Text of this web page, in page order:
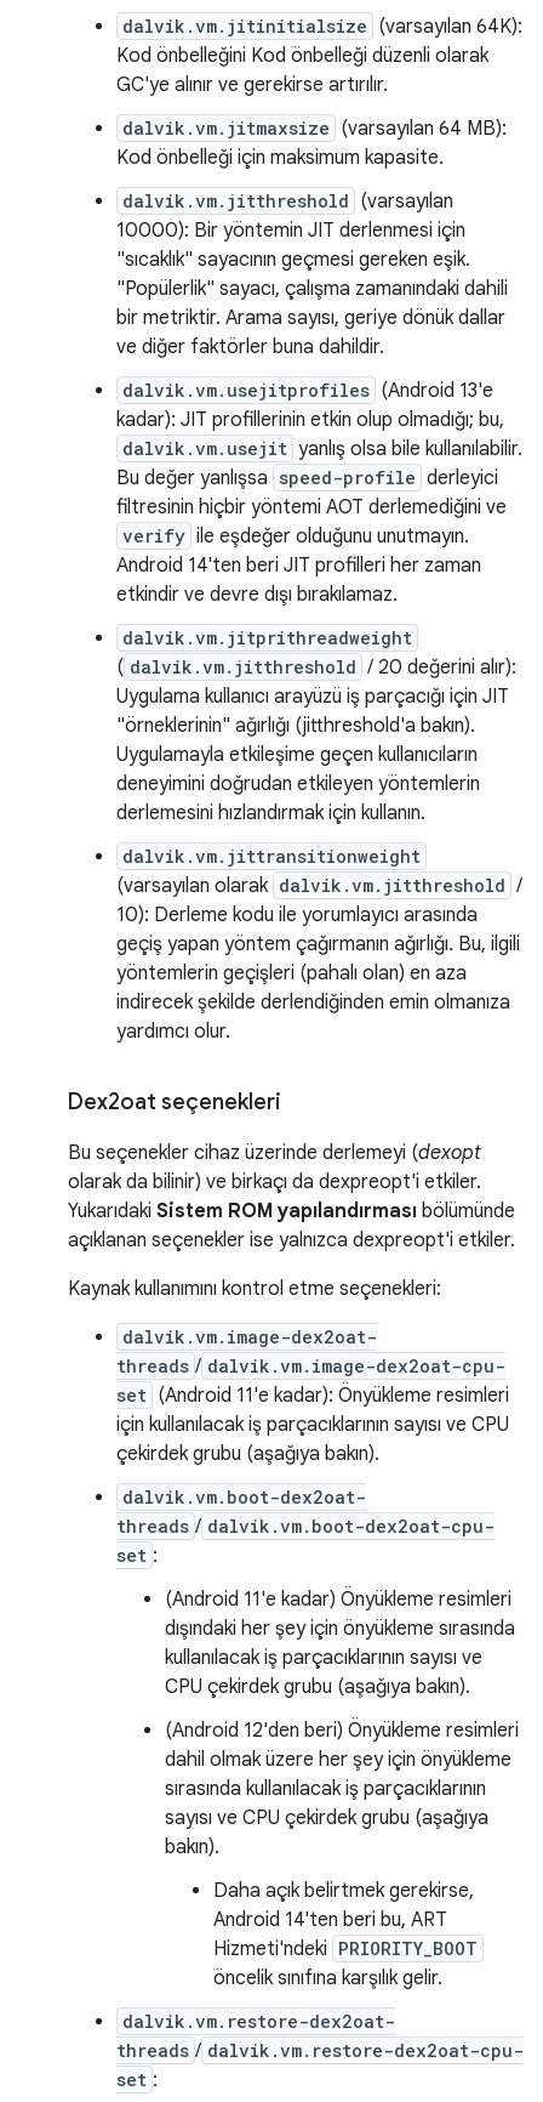
dalvik.vm.jitinitialsize (varsayılan 64K):
Kod önbelleğini Kod önbelleği düzenli olarak
GC'ye alınır ve gerekirse artırılır.
dalvik.vm.jitmaxsize (varsayılan 64 MB):
Kod önbelleği için maksimum kapasite.
dalvik.vm.jitthreshold (varsayılan
10000): Bir yöntemin JIT derlenmesi için
"sıcaklık" sayacının geçmesi gereken eşik.
"Popülerlik" sayacı, çalışma zamanındaki dahili
bir metriktir. Arama sayısı, geriye dönük dallar
ve diğer faktörler buna dahildir.
dalvik.vm.usejitprofiles (Android 13'e
kadar): JIT profillerinin etkin olup olmadığı; bu,
dalvik.vm.usejit yanlış olsa bile kullanılabilir.
Bu değer yanlışsa speed-profile derleyici
filtresinin hiçbir yöntemi AOT derlemediğini ve
verify ile eşdeğer olduğunu unutmayın.
Android 14'ten beri JIT profilleri her zaman
etkindir ve devre dışı bırakılamaz.
dalvik.vm.jitprithreadweight
( dalvik.vm.jitthreshold / 20 değerini alır):
Uygulama kullanıcı arayüzü iş parçacığı için JIT
"örneklerinin" ağırlığı (jitthreshold'a bakın).
Uygulamayla etkileşime geçen kullanıcıların
deneyimini doğrudan etkileyen yöntemlerin
derlemesini hızlandırmak için kullanın.
dalvik.vm.jittransitionweight
(varsayılan olarak dalvik.vm.jitthreshold /
10): Derleme kodu ile yorumlayıcı arasında
geçiş yapan yöntem çağırmanın ağırlığı. Bu, ilgili
yöntemlerin geçişleri (pahalı olan) en aza
indirecek şekilde derlendiğinden emin olmanıza
yardımcı olur.
Dex2oat seçenekleri
Bu seçenekler cihaz üzerinde derlemeyi (dexopt
olarak da bilinir) ve birkaçı da dexpreopt'i etkiler.
Yukarıdaki Sistem ROM yapılandırması bölümünde
açıklanan seçenekler ise yalnızca dexpreopt'i etkiler.
Kaynak kullanımını kontrol etme seçenekleri:
dalvik.vm.image-dex2oat-
threads / dalvik.vm.image-dex2oat-cpu-
set (Android 11'e kadar): Önyükleme resimleri
için kullanılacak iş parçacıklarının sayısı ve CPU
çekirdek grubu (aşağıya bakın).
dalvik.vm.boot-dex2oat-
threads / dalvik.vm.boot-dex2oat-cpu-
set :
(Android 11'e kadar) Önyükleme resimleri
dışındaki her şey için önyükleme sırasında
kullanılacak iş parçacıklarının sayısı ve
CPU çekirdek grubu (aşağıya bakın).
(Android 12'den beri) Önyükleme resimleri
dahil olmak üzere her şey için önyükleme
sırasında kullanılacak iş parçacıklarının
sayısı ve CPU çekirdek grubu (aşağıya
bakın).
Daha açık belirtmek gerekirse,
Android 14'ten beri bu, ART
Hizmeti'ndeki PRIORITY_BOOT
öncelik sınıfına karşılık gelir.
dalvik.vm.restore-dex2oat-
threads / dalvik.vm.restore-dex2oat-cpu-
set :